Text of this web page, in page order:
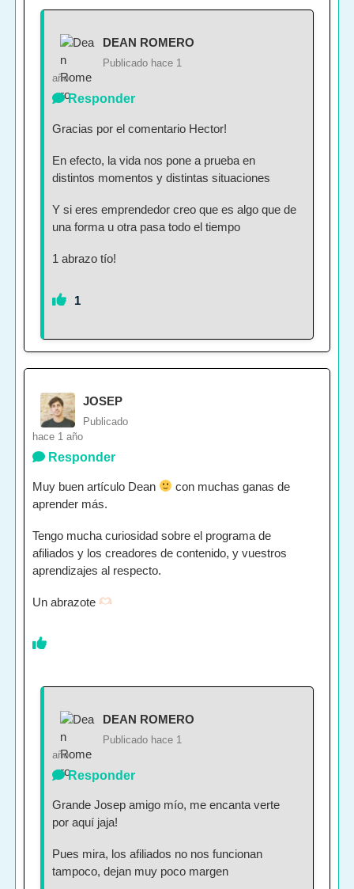
DEAN ROMERO
Publicado hace 1
año
Responder
Gracias por el comentario Hector!
En efecto, la vida nos pone a prueba en
distintos momentos y distintas situaciones
Y si eres emprendedor creo que es algo que de
una forma u otra pasa todo el tiempo
1 abrazo tío!
1
JOSEP
Publicado
hace 1 año
Responder
Muy buen artículo Dean
con muchas ganas de
aprender más.
Tengo mucha curiosidad sobre el programa de
afiliados y los creadores de contenido, y vuestros
aprendizajes al respecto.
Un abrazote
DEAN ROMERO
Publicado hace 1
año
Responder
Grande Josep amigo mío, me encanta verte
por aquí jaja!
Pues mira, los afiliados no nos funcionan
tampoco, dejan muy poco margen